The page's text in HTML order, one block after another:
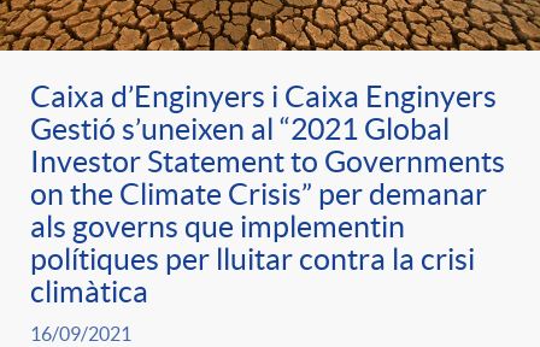
e
g
o
r
Caixa d’Enginyers i Caixa Enginyers
Gestió s’uneixen al “2021 Global
Investor Statement to Governments
on the Climate Crisis” per demanar
als governs que implementin
polítiques per lluitar contra la crisi
climàtica
16/09/2021